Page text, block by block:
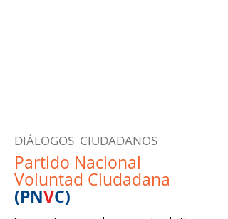
DIÁLOGOS CIUDADANOS
Partido Nacional
Voluntad Ciudadana
(PNVC)